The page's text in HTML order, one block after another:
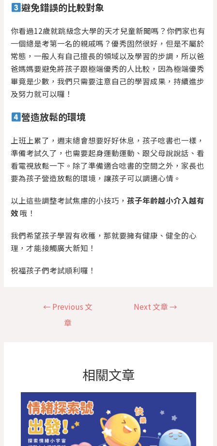
避免錯誤的比較對象
你看過12歲就跳級念大學的天才兒童新聞嗎？你們家也有
一個總是考第一名的親戚嗎？優秀固然很好，但是不屬於
常態，一般人有自己擅長的領域以及學習的步調，所以爸
爸媽媽要避免將孩子跟極端優秀的人比較，因為極端優秀
畢竟是少數，我們只需要注意自己的學習成果，持續進步
及努力就可以囉！
營造放鬆的環境
上班上累了，週末總會想要好好休息，孩子唸書也一樣，
準備考試久了，也需要起身運動運動、跟父母說說話、看
看電視放鬆一下。除了準備適合唸書的空間之外，家長也
要為孩子營造放鬆的環境，讓孩子可以調適心情。
以上這些調整考試焦慮的小技巧，孩子年齡越小介入越有
效哦！
我們希望孩子學習有收穫，那就要擁有健康、健全的心
理，才能接觸廣大新知！
祝福孩子們考試順利囉！
← Previous 文
章
Next 文章→
相關文章